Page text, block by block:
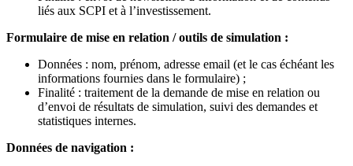
liés aux SCPI et à l’investissement.
Formulaire de mise en relation / outils de simulation :
Données : nom, prénom, adresse email (et le cas échéant les
informations fournies dans le formulaire) ;
Finalité : traitement de la demande de mise en relation ou
d’envoi de résultats de simulation, suivi des demandes et
statistiques internes.
Données de navigation :